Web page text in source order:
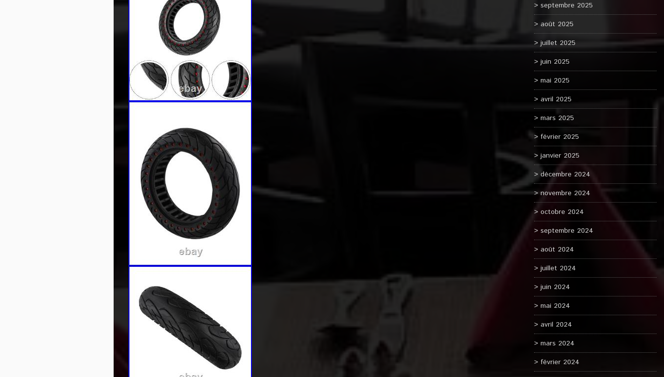
septembre 2025
août 2025
juillet 2025
juin 2025
mai 2025
avril 2025
mars 2025
février 2025
janvier 2025
décembre 2024
novembre 2024
octobre 2024
septembre 2024
août 2024
juillet 2024
juin 2024
mai 2024
avril 2024
mars 2024
février 2024